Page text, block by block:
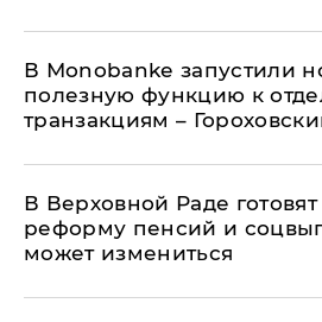
В Мonobankе запустили
полезную функцию к
транзакциям –
В Верховной Раде
реформу пенсий и
может измениться